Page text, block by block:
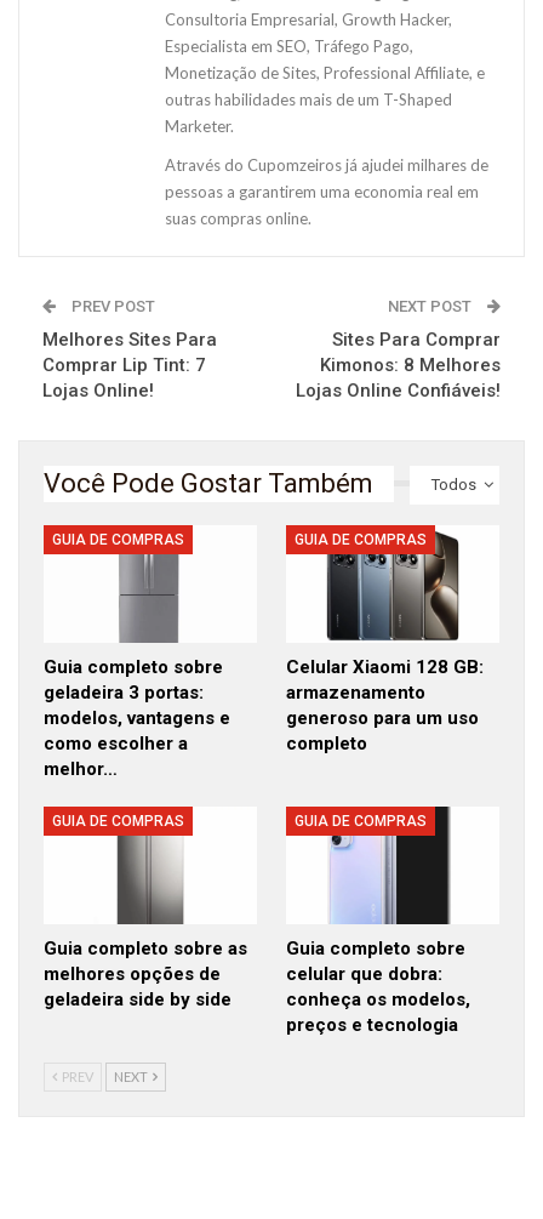
Consultoria Empresarial, Growth Hacker,
Especialista em SEO, Tráfego Pago,
Monetização de Sites, Professional Affiliate, e
outras habilidades mais de um T-Shaped
Marketer.
Através do Cupomzeiros já ajudei milhares de
pessoas a garantirem uma economia real em
suas compras online.
PREV POST
Melhores Sites Para
Comprar Lip Tint: 7
Lojas Online!
NEXT POST
Sites Para Comprar
Kimonos: 8 Melhores
Lojas Online Confiáveis!
Todos
Você Pode Gostar Também
GUIA DE COMPRAS
Guia completo sobre
geladeira 3 portas:
modelos, vantagens e
como escolher a
melhor…
GUIA DE COMPRAS
Celular Xiaomi 128 GB:
armazenamento
generoso para um uso
completo
GUIA DE COMPRAS
Guia completo sobre as
melhores opções de
geladeira side by side
GUIA DE COMPRAS
Guia completo sobre
celular que dobra:
conheça os modelos,
preços e tecnologia
PREV NEXT